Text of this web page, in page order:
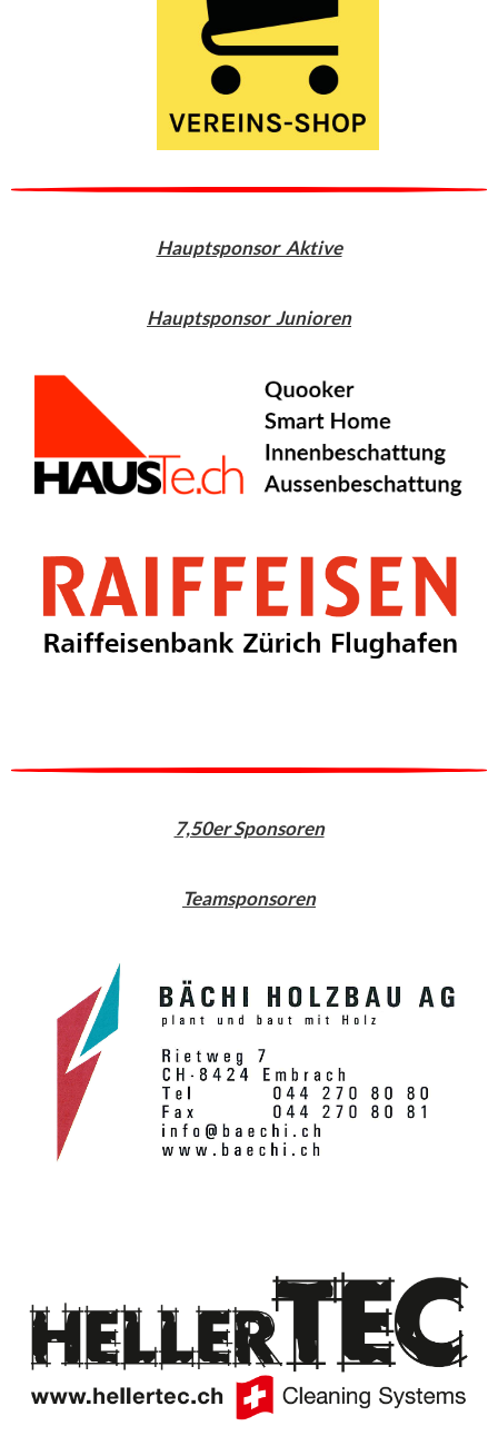
Hauptsponsor Aktive
Hauptsponsor Junioren
7,50er Sponsoren
Teamsponsoren